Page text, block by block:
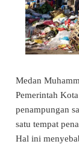
Medan
Pemerintah
penampungan
satu tempat
Hal ini